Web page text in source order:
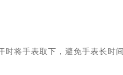
将手表取下，避免手表长时